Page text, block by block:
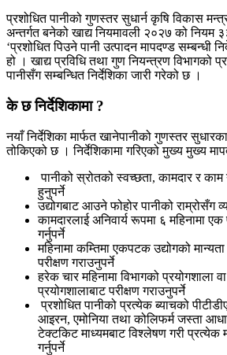
प्रशोधित पानीको गुणस्तर सुधार्न कृषि विकास
अन्तर्गत बनेको खाद्य नियमावली २०२७ को नियम
‘प्रशोधित पिउने पानी उत्पादन मापदण्ड सम्बन्धी
हो । खाद्य प्रविधि तथा गुण नियन्त्रण विभागको
पानीसँग सम्बन्धित निर्देशिका जारी गरेको छ ।
के छ निर्देशिकामा ?
नयाँ निर्देशिका मार्फत खानेपानीको गुणस्तर
तोकिएको छ । निर्देशिकामा गरिएको मुख्य मुख्य
पानीको स्रोतको स्वच्छता, कामदार र काम
हुनुपर्ने
उद्योगबाट आउने फोहोर पानीको राम्रोसँग
कामदारलाई अनिवार्य रूपमा ६ महिनामा
गर्नुपर्ने
महिनामा कम्तिमा एकपटक उद्योगको
परीक्षण गराउनुपर्ने
हरेक चार महिनामा विभागको प्रयोगशाला
प्रयोगशालाबाट परीक्षण गराउनुपर्ने
प्रशोधित पानीको प्रत्येक ब्याचको
आइरन, एमोनिया तथा कोलिफर्म जस्ता
टेक्टकिट माध्यमबाट विश्लेषण गरी प्रत्येक
गर्नुपर्ने